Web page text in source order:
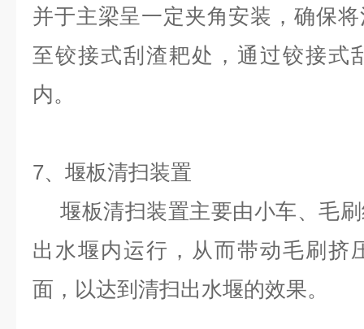
并于主梁呈一定夹角安装，确保
至铰接式刮渣耙处，通过铰接式
内。
7、堰板清扫装置
堰板清扫装置主要由小车、毛
出水堰内运行，从而带动毛刷挤
面，以达到清扫出水堰的效果。